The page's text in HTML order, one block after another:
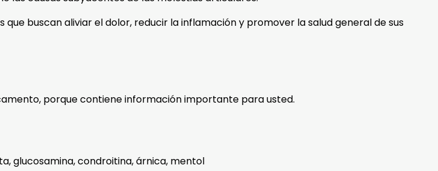
buscan aliviar el dolor, reducir la inflamación y promover la salud general de sus
porque contiene información importante para usted.
glucosamina, condroitina, árnica, mentol